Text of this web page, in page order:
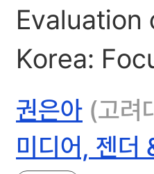
Korea:
권은아 (고려
미디어, 젠더